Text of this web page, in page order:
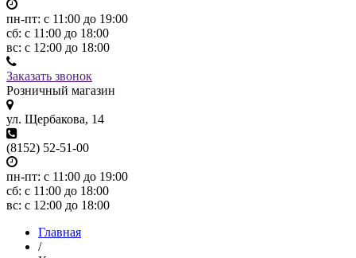
пн-пт: с 11:00 до 19:00
сб: с 11:00 до 18:00
вс: с 12:00 до 18:00
Заказать звонок
Розничный магазин
ул. Щербакова, 14
(8152) 52-51-00
пн-пт: с 11:00 до 19:00
сб: с 11:00 до 18:00
вс: с 12:00 до 18:00
Главная
/